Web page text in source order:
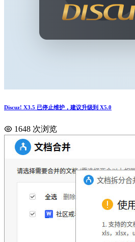
Discuz! X3.5 已停止维护，建议升级到 X5.0
1648 次浏览